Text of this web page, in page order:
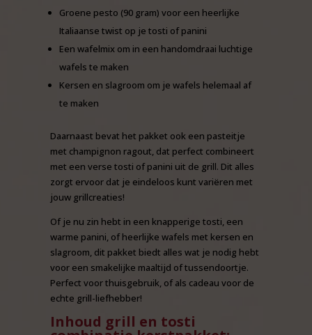
Groene pesto (90 gram) voor een heerlijke
Italiaanse twist op je tosti of panini
Eenwafelmix om in een handomdraai luchtige
wafels te maken
Kersen en slagroom om je wafels helemaal af
te maken
Daarnaast bevat het pakket ook een pasteitje
met champignon ragout, dat perfect combineert
met een verse tosti of panini uit de grill. Dit alles
zorgt ervoor dat je eindeloos kunt variëren met
jouw grillcreaties!
Of je nu zin hebt in een knapperige tosti, een
warme panini, of heerlijke wafels met kersen en
slagroom, dit pakket biedt alles wat je nodig hebt
voor een smakelijke maaltijd of tussendoortje.
Perfect voor thuisgebruik, of als cadeau voor de
echte grill-liefhebber!
Inhoud grill en tosti